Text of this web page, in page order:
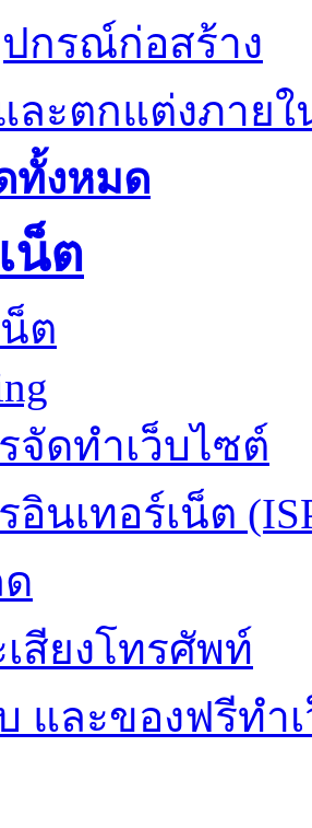
กรณ์ก่อสร้าง
ละตกแต่งภายใ
ทั้งหมด
น็ต
จัดทำเว็บไซต์
อินเทอร์เน็ต
สียงโทรศัพท์
และของฟรีทำ